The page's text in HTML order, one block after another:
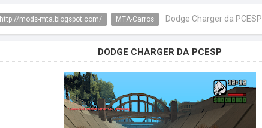
http://mods-mta.blogspot.com/ MTA-Carros Dodge Charger da PCESP
DODGE CHARGER DA PCESP